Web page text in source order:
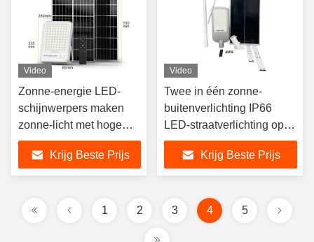
Video
Zonne-energie LED-
schijnwerpers maken
zonne-licht met hoge
helderheid waterdicht
Krijg Beste Prijs
Video
Twee in één zonne-
buitenverlichting IP66
LED-straatverlichting op
zonne-energie LYD-S1224
Krijg Beste Prijs
1 2 3 4 5